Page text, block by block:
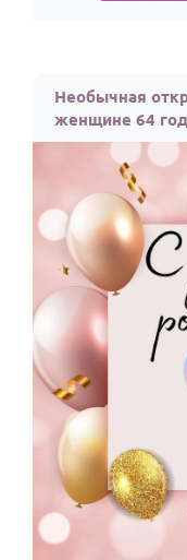
Необычная
женщине 64